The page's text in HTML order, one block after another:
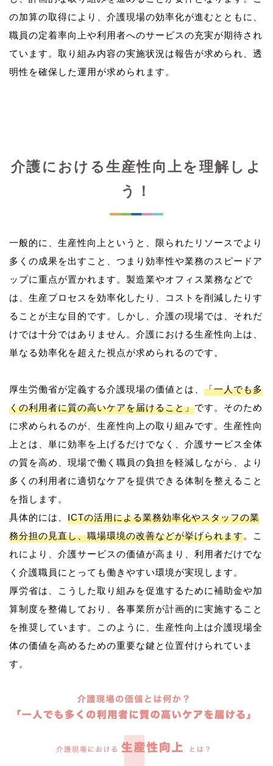
の加算の取得により、介護現場の効率化が進むとともに、
職員の定着率向上や利用者へのサービスの充実が期待され
ています。取り組み内容の実施状況は報告が求められ、透
介護における生産性向上を理解しよ
う！
一般的に、生産性向上というと、限られたリソースでより
多くの成果を出すこと、つまり効率性や業務のスピードア
ップに重点が置かれます。製造業やオフィス業務などで
は、生産プロセスを効率化したり、コストを削減したりす
ることが主な目的です。しかし、介護の現場では、それだ
けでは十分ではありません。介護における生産性向上は、
単なる効率化を超えた視点が求められるのです。
厚生労働省が定義する介護現場の価値とは、 「一人でも多
くの利用者に質の高いケアを届けること」です。そのため
に求められるのが、生産性向上の取り組みです。生産性向
上とは、単に効率を上げるだけでなく、介護サービス全体
の質を高め、現場で働く職員の負担を軽減しながら、より
多くの利用者に適切なケアを提供できる体制を整えること
を指します。
具体的には、 ICTの活用による業務効率化やスタッフの業
務分担の見直し、職場環境の改善などが挙げられます。こ
れにより、介護サービスの価値が高まり、利用者だけでな
く介護職員にとっても働きやすい環境が実現します。
厚労省は、こうした取り組みを促進するために補助金や加
算制度を整備しており、各事業所が計画的に実施すること
を推奨しています。このように、生産性向上は介護現場全
体の価値を高めるための重要な鍵と位置付けられていま